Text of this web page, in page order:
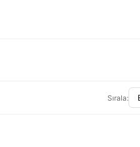
Sırala: